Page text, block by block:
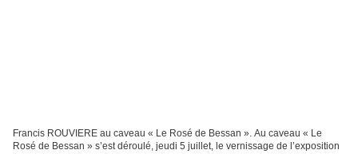
Francis ROUVIERE au caveau « Le Rosé de Bessan ». Au caveau « Le
Rosé de Bessan » s’est déroulé, jeudi 5 juillet, le vernissage de l’exposition